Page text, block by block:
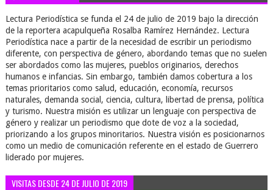
Lectura Periodística se funda el 24 de julio de 2019 bajo la dirección
de la reportera acapulqueña Rosalba Ramírez Hernández. Lectura
Periodística nace a partir de la necesidad de escribir un periodismo
diferente, con perspectiva de género, abordando temas que no suelen
ser abordados como las mujeres, pueblos originarios, derechos
humanos e infancias. Sin embargo, también damos cobertura a los
temas prioritarios como salud, educación, economía, recursos
naturales, demanda social, ciencia, cultura, libertad de prensa, política
y turismo. Nuestra misión es utilizar un lenguaje con perspectiva de
género y realizar un periodismo que dote de voz a la sociedad,
priorizando a los grupos minoritarios. Nuestra visión es posicionarnos
como un medio de comunicación referente en el estado de Guerrero
liderado por mujeres.
VISITAS DESDE 24 DE JULIO DE 2019